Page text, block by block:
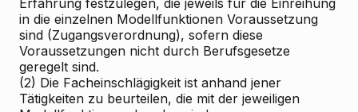
in die einzelnen Modellfunktionen Voraussetzung
sind (Zugangsverordnung), sofern diese
Voraussetzungen nicht durch Berufsgesetze
geregelt sind.
(2) Die Facheinschlägigkeit ist anhand jener
Tätigkeiten zu beurteilen, die mit der jeweiligen